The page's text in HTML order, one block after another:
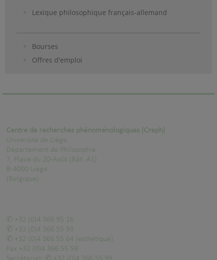
Lexique philosophique français-allemand
Bourses
Offres d'emploi
Centre de recherches phénoménologiques (Creph)
Université de Liège
Département de Philosophie
7, Place du 20-Août (Bât. A1)
B-4000 Liège
(Belgique)
+32 (0)4 366 95 16
+32 (0)4 366 55 93
+32 (0)4 366 55 64 (esthétique)
Fax +32 (0)4 366 55 59